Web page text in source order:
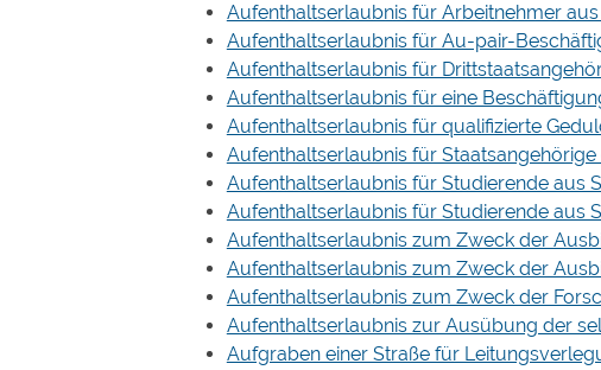
Aufenthaltserlaubnis für Arbeitnehmer
Aufenthaltserlaubnis für Au-pair-
Aufenthaltserlaubnis für
Aufenthaltserlaubnis für eine
Aufenthaltserlaubnis für qualifizierte
Aufenthaltserlaubnis für
Aufenthaltserlaubnis für Studierende aus
Aufenthaltserlaubnis für Studierende aus
Aufenthaltserlaubnis zum Zweck der
Aufenthaltserlaubnis zum Zweck der
Aufenthaltserlaubnis zum Zweck der
Aufenthaltserlaubnis zur Ausübung der
Aufgraben einer Straße für